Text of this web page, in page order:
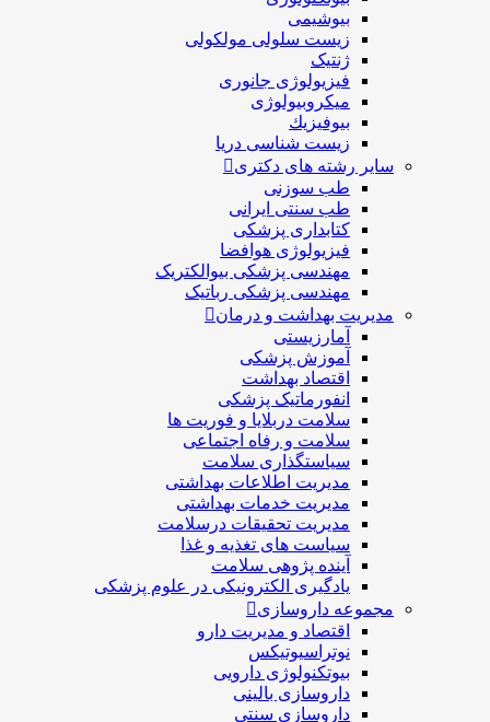
بیوشیمی
زیست سلولی مولکولی
ژنتیک
فیزیولوژی جانوری
میکروبیولوژی
بيوفيزيك
زیست شناسی دریا
سایر رشته های دکتری
طب سوزنی
طب سنتی ایرانی
کتابداری پزشکی
فیزیولوژی هوافضا
مهندسی پزشکی بیوالکتریک
مهندسی پزشکی رباتیک
مدیریت بهداشت و درمان
آمارزیستی
آموزش پزشکی
اقتصاد بهداشت
انفورماتیک پزشکی
سلامت دربلايا و فوريت ها
سلامت و رفاه اجتماعی
سیاستگذاری سلامت
مدیریت اطلاعات بهداشتی
مدیریت خدمات بهداشتی
مدیریت تحقیقات درسلامت
سیاست های تغذیه و غذا
آینده پژوهی سلامت
یادگیری الکترونیکی در علوم پزشکی
مجموعه داروسازی
اقتصاد و مديريت دارو
نوتراسیوتیکس
بيوتكنولوژی دارویی
داروسازی بالينی
داروسازی سنتی